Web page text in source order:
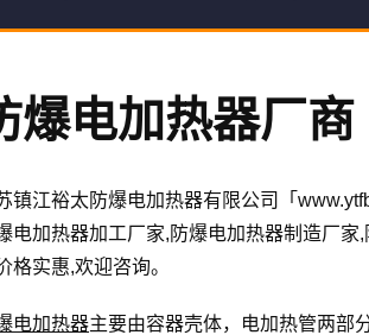
爆电加热器厂商
镇江裕太防爆电加热器有限公司「
电加热器加工厂家,防爆电加热器制造厂
格实惠,欢迎咨询。
电加热器主要由容器壳体，电加热管两部